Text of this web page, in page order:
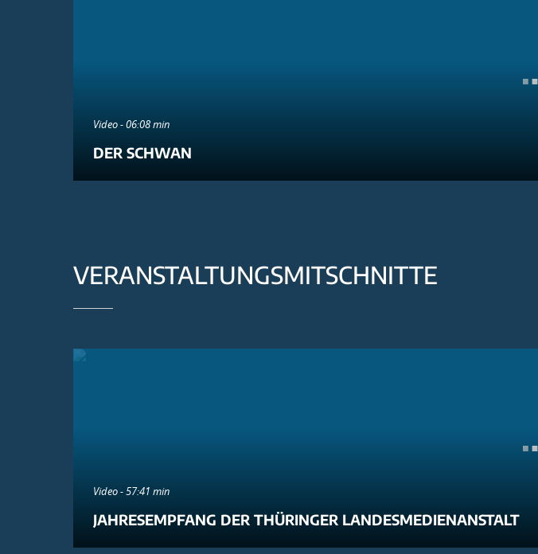
Video - 06:08 min
DER SCHWAN
VERANSTALTUNGSMITSCHNITTE
Video - 57:41 min
JAHRESEMPFANG DER THÜRINGER LANDESMEDIENANSTALT